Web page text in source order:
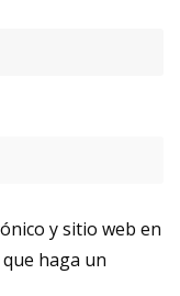
y sitio web en
haga un